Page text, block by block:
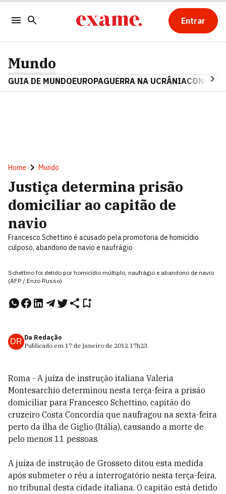
Entrar
Mundo
GUIA DE MUNDOEUROPAGUERRA NA UCRÂNIA
Home Mundo
Justiça determina prisão
domiciliar ao capitão de
navio
Francesco Schettino é acusado pela promotoria de homicídio
culposo, abandono de navio e naufrágio
Schettino foi detido por homicídio múltiplo, naufrágio e abandono de navio
(AFP / Enzo Russo)
DR Da Redação
Publicado em 17 de janeiro de 2012 17h23.
Roma - A juíza de instrução italiana Valeria
Montesarchio determinou nesta terça-feira a prisão
domiciliar para Francesco Schettino, capitão do
cruzeiro Costa Concordia que naufragou na sexta-feira
perto da ilha de Giglio (Itália), causando a morte de
pelo menos 11 pessoas.
A juíza de instrução de Grosseto ditou esta medida
após submeter o réu a interrogatório nesta terça-feira,
no tribunal desta cidade italiana. O capitão está detido